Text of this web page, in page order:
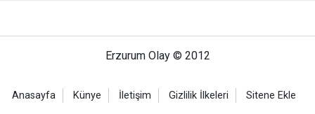
Erzurum Olay © 2012
Anasayfa Künye İletişim Gizlilik İlkeleri Sitene Ekle